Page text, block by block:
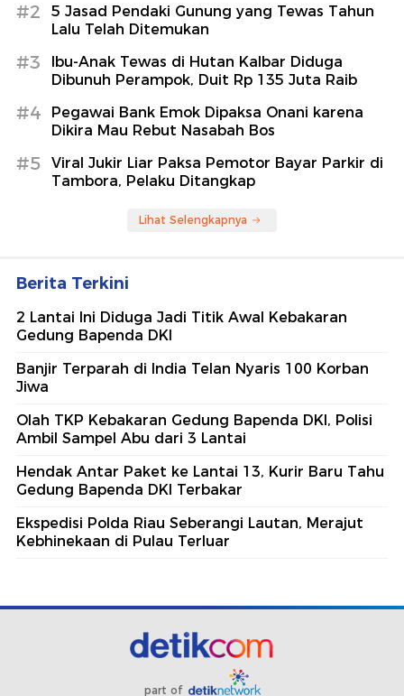
#2
5 Jasad Pendaki Gunung yang Tewas Tahun
Lalu Telah Ditemukan
#3
Ibu-Anak Tewas di Hutan Kalbar Diduga
Dibunuh Perampok, Duit Rp 135 Juta Raib
#4
Pegawai Bank Emok Dipaksa Onani karena
Dikira Mau Rebut Nasabah Bos
#5
Viral Jukir Liar Paksa Pemotor Bayar Parkir di
Tambora, Pelaku Ditangkap
Lihat Selengkapnya
Berita Terkini
2 Lantai Ini Diduga Jadi Titik Awal Kebakaran
Gedung Bapenda DKI
Banjir Terparah di India Telan Nyaris 100 Korban
Jiwa
Olah TKP Kebakaran Gedung Bapenda DKI, Polisi
Ambil Sampel Abu dari 3 Lantai
Hendak Antar Paket ke Lantai 13, Kurir Baru Tahu
Gedung Bapenda DKI Terbakar
Ekspedisi Polda Riau Seberangi Lautan, Merajut
Kebhinekaan di Pulau Terluar
part of